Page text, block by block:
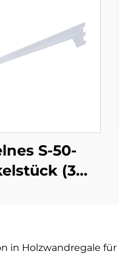
S-50-
(3
in Holzwandregale